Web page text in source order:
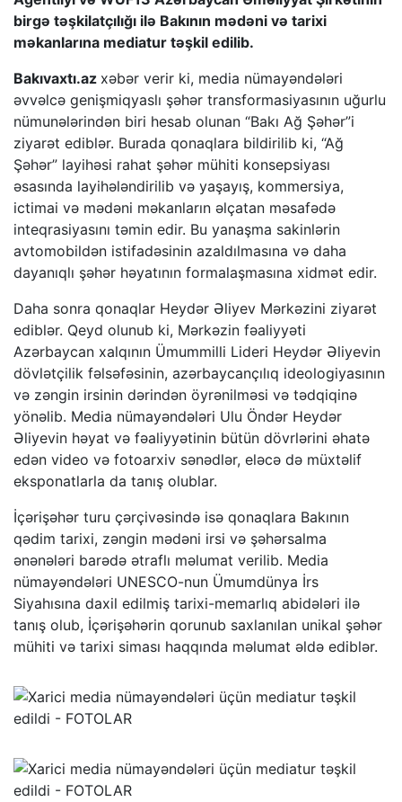
birgə təşkilatçılığı ilə Bakının mədəni və tarixi
məkanlarına mediatur təşkil edilib.
Bakıvaxtı.az xəbər verir ki, media nümayəndələri
əvvəlcə genişmiqyaslı şəhər transformasiyasının uğurlu
nümunələrindən biri hesab olunan “Bakı Ağ Şəhər”i
ziyarət ediblər. Burada qonaqlara bildirilib ki, “Ağ
Şəhər” layihəsi rahat şəhər mühiti konsepsiyası
əsasında layihələndirilib və yaşayış, kommersiya,
ictimai və mədəni məkanların əlçatan məsafədə
inteqrasiyasını təmin edir. Bu yanaşma sakinlərin
avtomobildən istifadəsinin azaldılmasına və daha
dayanıqlı şəhər həyatının formalaşmasına xidmət edir.
Daha sonra qonaqlar Heydər Əliyev Mərkəzini ziyarət
ediblər. Qeyd olunub ki, Mərkəzin fəaliyyəti
Azərbaycan xalqının Ümummilli Lideri Heydər Əliyevin
dövlətçilik fəlsəfəsinin, azərbaycançılıq ideologiyasının
və zəngin irsinin dərindən öyrənilməsi və tədqiqinə
yönəlib. Media nümayəndələri Ulu Öndər Heydər
Əliyevin həyat və fəaliyyətinin bütün dövrlərini əhatə
edən video və fotoarxiv sənədlər, eləcə də müxtəlif
eksponatlarla da tanış olublar.
İçərişəhər turu çərçivəsində isə qonaqlara Bakının
qədim tarixi, zəngin mədəni irsi və şəhərsalma
ənənələri barədə ətraflı məlumat verilib. Media
nümayəndələri UNESCO-nun Ümumdünya İrs
Siyahısına daxil edilmiş tarixi-memarlıq abidələri ilə
tanış olub, İçərişəhərin qorunub saxlanılan unikal şəhər
mühiti və tarixi siması haqqında məlumat əldə ediblər.